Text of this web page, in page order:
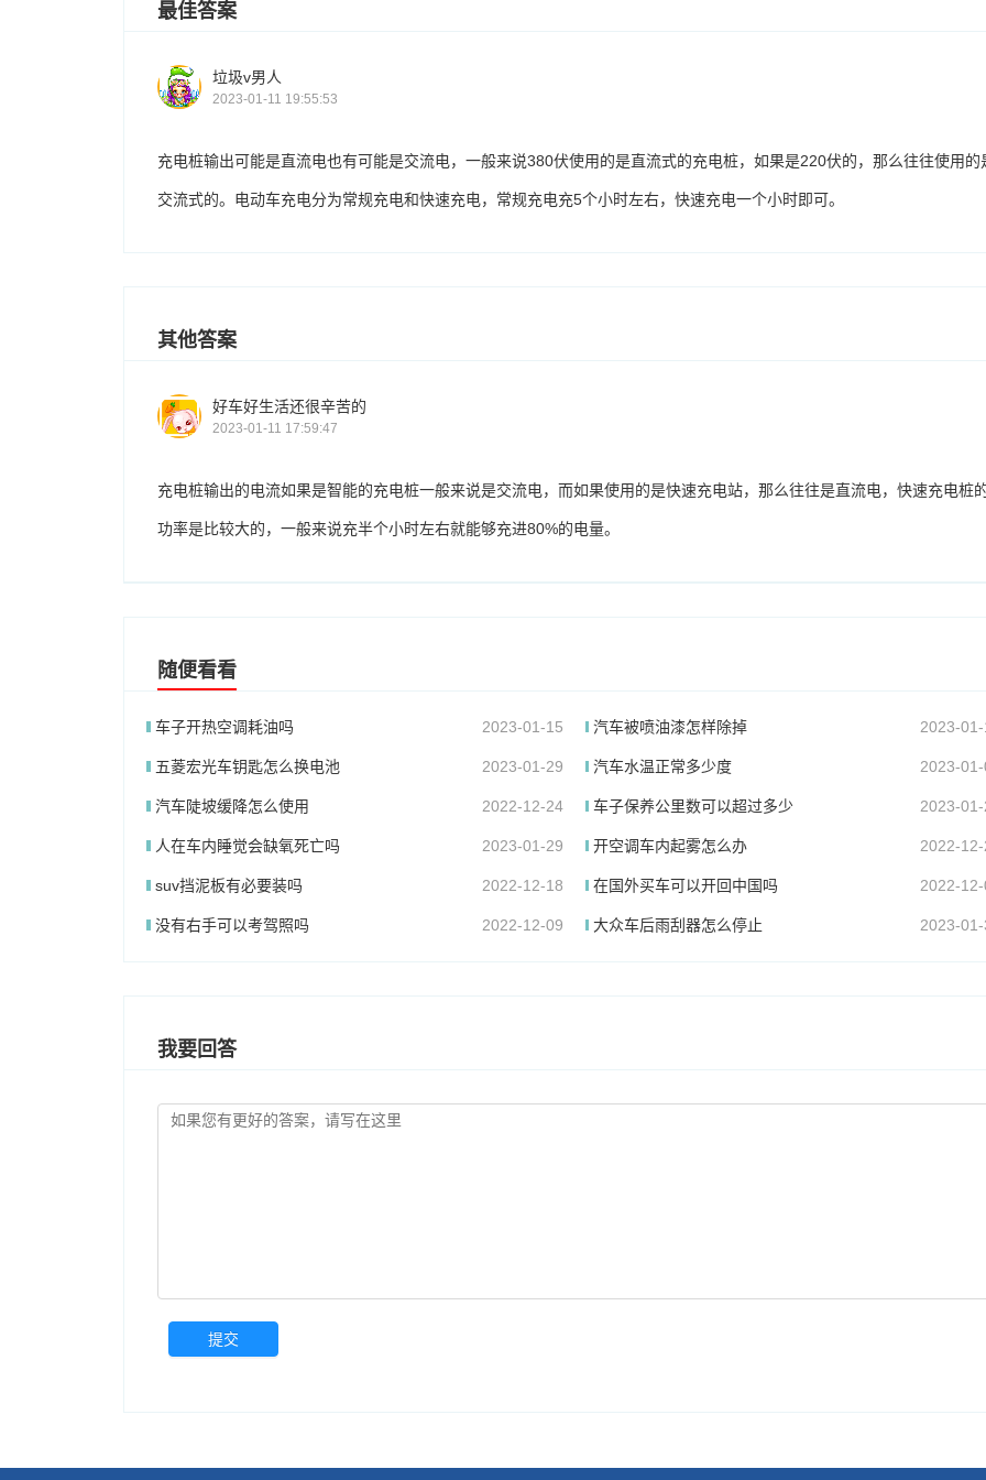
最佳答案
垃圾v男人
2023-01-11 19:55:53
充电桩输出可能是直流电也有可能是交流电，一般来说380伏使用的是直流式的充电桩，如果是220伏的，那么往往使用的
交流式的。电动车充电分为常规充电和快速充电，常规充电充5个小时左右，快速充电一个小时即可。
其他答案
好车好生活还很辛苦的
2023-01-11 17:59:47
充电桩输出的电流如果是智能的充电桩一般来说是交流电，而如果使用的是快速充电站，那么往往是直流电，快速充电桩
功率是比较大的，一般来说充半个小时左右就能够充进80%的电量。
随便看看
车子开热空调耗油吗 2023-01-15 汽车被喷油漆怎样除掉 2023-
五菱宏光车钥匙怎么换电池 2023-01-29 汽车水温正常多少度 2023-
汽车陡坡缓降怎么使用 2022-12-24 车子保养公里数可以超过多少 2023-
人在车内睡觉会缺氧死亡吗 2023-01-29 开空调车内起雾怎么办 2022-
suv挡泥板有必要装吗 2022-12-18 在国外买车可以开回中国吗 2022-
没有右手可以考驾照吗 2022-12-09 大众车后雨刮器怎么停止 2023-
我要回答
提交